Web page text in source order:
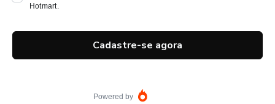
Hotmart.
Cadastre-se agora
Powered by